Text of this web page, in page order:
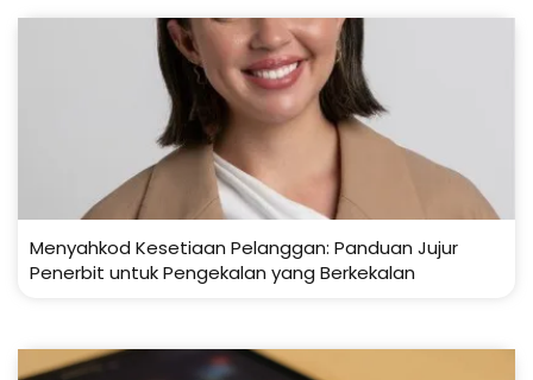
Menyahkod Kesetiaan Pelanggan: Panduan Jujur
Penerbit untuk Pengekalan yang Berkekalan